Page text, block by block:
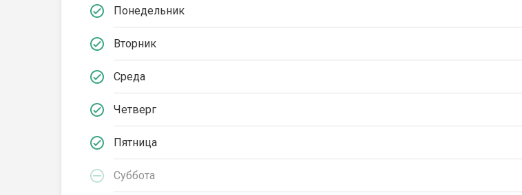
Понедельник
Вторник
Среда
Четверг
Пятница
Суббота